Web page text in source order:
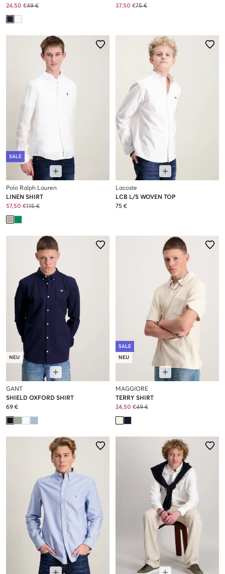
24,50 €49 € 37,50 €75 €
SALE
Polo Ralph Lauren
LINEN SHIRT
57,50 €115 €
Lacoste
LCB L/S WOVEN TOP
75 €
NEU
GANT
SHIELD OXFORD SHIRT
69 €
SALE
NEU
MAGGIORE
TERRY SHIRT
24,50 €49 €